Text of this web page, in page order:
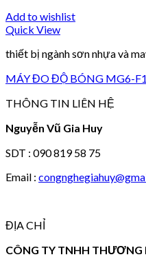
Add to wishlist
Quick View
thiết bị ngành sơn nhựa và
MÁY ĐO ĐỘ BÓNG MG6-
THÔNG TIN LIÊN HỆ
Nguyễn Vũ Gia Huy
SDT : 090 819 58 75
Email :
ĐỊA CHỈ
CÔNG TY TNHH THƯƠNG